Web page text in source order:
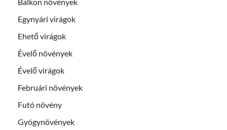
Egynyári virágok
Ehető virágok
Évelő növények
Évelő virágok
Februári növények
Futó növény
Gyógynövények